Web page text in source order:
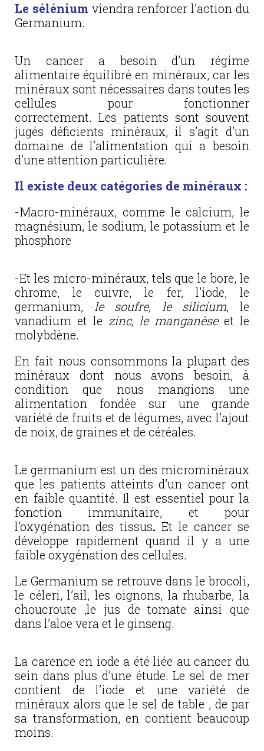
Le sélénium viendra renforcer l’action du
Germanium.
Un cancer a besoin d’un régime
alimentaire équilibré en minéraux, car les
minéraux sont nécessaires dans toutes les
cellules pour fonctionner
correctement. Les patients sont souvent
jugés déficients minéraux, il s’agit d’un
domaine de l’alimentation qui a besoin
d’une attention particulière.
Il existe deux catégories de minéraux :
-Macro-minéraux, comme le calcium, le
magnésium, le sodium, le potassium et le
phosphore
-Et les micro-minéraux, tels que le bore, le
chrome, le cuivre, le fer, l’iode, le
germanium, le soufre, le silicium, le
vanadium et le zinc, le manganèseet le
molybdène.
En fait nous consommons la plupart des
minéraux dont nous avons besoin, à
condition que nous mangions une
alimentation fondée sur une grande
variété de fruits et de légumes, avec l’ajout
de noix, de graines et de céréales.
Le germanium est un des microminéraux
que les patients atteints d’un cancer ont
en faible quantité. Il est essentiel pour la
fonction immunitaire, et pour
l’oxygénation des tissus. Et le cancer se
développe rapidement quand il y a une
faible oxygénation des cellules.
Le Germanium se retrouve dans le brocoli,
le céleri, l’ail, les oignons, la rhubarbe, la
choucroute ,le jus de tomate ainsi que
dans l’aloe vera et le ginseng.
La carence en iode a été liée au cancer du
sein dans plus d’une étude. Le sel de mer
contient de l’iode et une variété de
minéraux alors que le sel de table , de par
sa transformation, en contient beaucoup
moins.